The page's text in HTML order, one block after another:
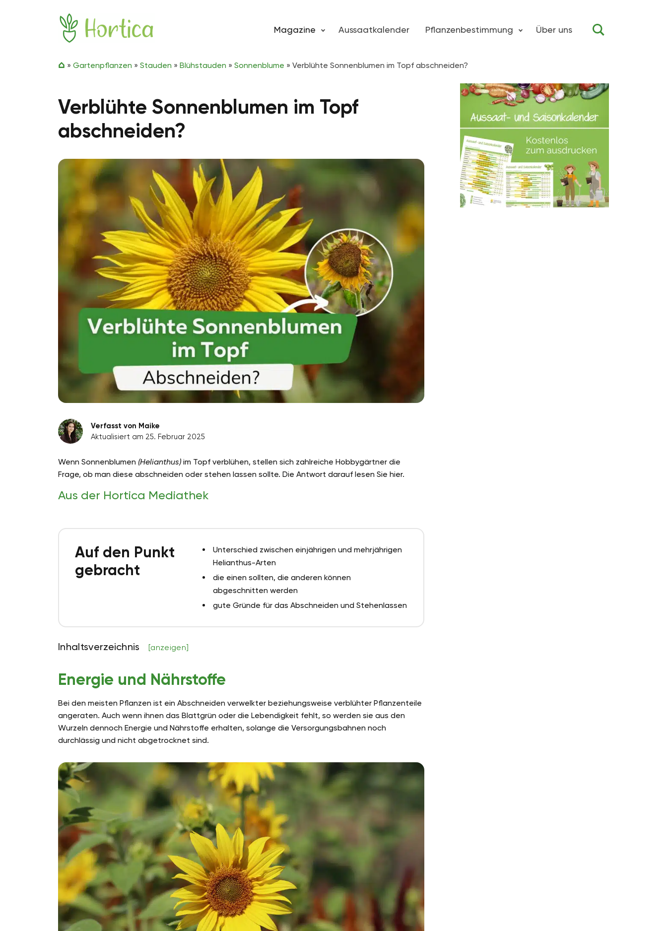
Magazine Aussaatkalender Pflanzenbestimmung Über uns
» Gartenpflanzen » Stauden » Blühstauden » Sonnenblume » Verblühte Sonnenblumen im Topf abschneiden?
Verblühte Sonnenblumen im Topf
abschneiden?
Verfasst von Maike
Aktualisiert am 25. Februar 2025
Wenn Sonnenblumen (Helianthus) im Topf verblühen, stellen sich zahlreiche Hobbygärtner die
Frage, ob man diese abschneiden oder stehen lassen sollte. Die Antwort darauf lesen Sie hier.
Aus der Hortica Mediathek
Auf den Punkt
gebracht
Unterschied zwischen einjährigen und mehrjährigen
Helianthus-Arten
die einen sollten, die anderen können
abgeschnitten werden
gute Gründe für das Abschneiden und Stehenlassen
Inhaltsverzeichnis [anzeigen]
Energie und Nährstoffe
Bei den meisten Pflanzen ist ein Abschneiden verwelkter beziehungsweise verblühter Pflanzenteile
angeraten. Auch wenn ihnen das Blattgrün oder die Lebendigkeit fehlt, so werden sie aus den
Wurzeln dennoch Energie und Nährstoffe erhalten, solange die Versorgungsbahnen noch
durchlässig und nicht abgetrocknet sind.